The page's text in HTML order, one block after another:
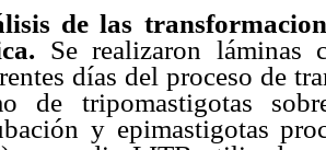
de las
Se realizaron láminas
días del proceso de
de tripomastigotas
y epimastigotas